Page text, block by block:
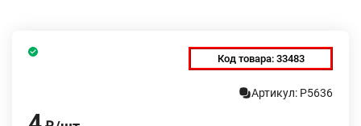
Код товара: 33483
Артикул: P5636